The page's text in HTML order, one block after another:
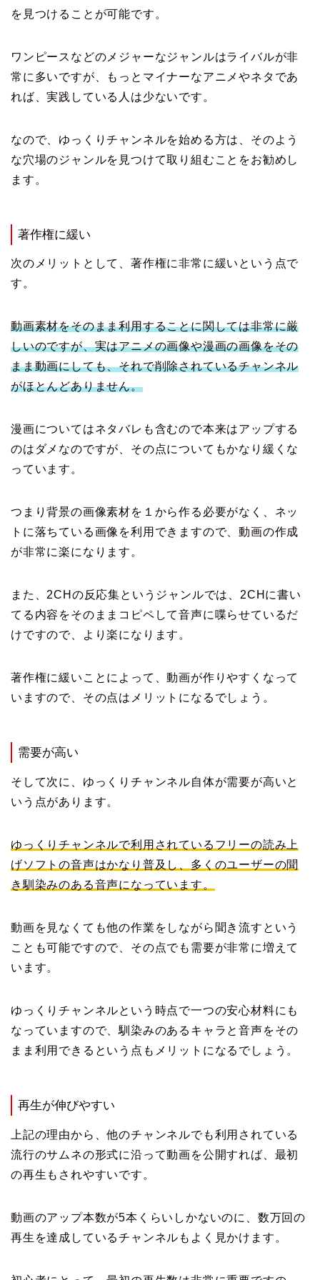
を見つけることが可能です。
ワンピースなどのメジャーなジャンルはライバルが非
常に多いですが、もっとマイナーなアニメやネタであ
れば、実践している人は少ないです。
なので、ゆっくりチャンネルを始める方は、そのよう
な穴場のジャンルを見つけて取り組むことをお勧めし
ます。
著作権に緩い
次のメリットとして、著作権に非常に緩いという点で
す。
動画素材をそのまま利用することに関しては非常に厳
しいのですが、実はアニメの画像や漫画の画像をその
まま動画にしても、それで削除されているチャンネル
がほとんどありません。
漫画についてはネタバレも含むので本来はアップする
のはダメなのですが、その点についてもかなり緩くな
っています。
つまり背景の画像素材を１から作る必要がなく、ネッ
トに落ちている画像を利用できますので、動画の作成
が非常に楽になります。
また、2CHの反応集というジャンルでは、2CHに書い
てる内容をそのままコピペして音声に喋らせているだ
けですので、より楽になります。
著作権に緩いことによって、動画が作りやすくなって
いますので、その点はメリットになるでしょう。
需要が高い
そして次に、ゆっくりチャンネル自体が需要が高いと
いう点があります。
ゆっくりチャンネルで利用されているフリーの読み上
げソフトの音声はかなり普及し、多くのユーザーの聞
き馴染みのある音声になっています。
動画を見なくても他の作業をしながら聞き流すという
ことも可能ですので、その点でも需要が非常に増えて
います。
ゆっくりチャンネルという時点で一つの安心材料にも
なっていますので、馴染みのあるキャラと音声をその
まま利用できるという点もメリットになるでしょう。
再生が伸びやすい
上記の理由から、他のチャンネルでも利用されている
流行のサムネの形式に沿って動画を公開すれば、最初
の再生もされやすいです。
動画のアップ本数が5本くらいしかないのに、数万回の
再生を達成しているチャンネルもよく見かけます。